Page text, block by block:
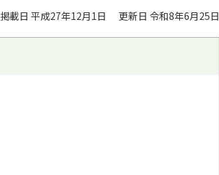
掲載日 平成27年12月1日 更新日 令和8年6月25日